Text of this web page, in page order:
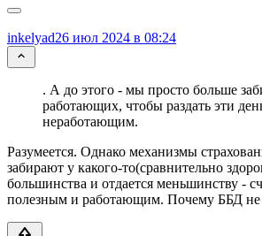
inkelyad26 июл 2024 в 08:24
. А до этого - мы просто больше
работающих, чтобы раздать эти
неработающим.
Разумеется. Однако механизмы
забирают у какого-то(сравнительно
большинства и отдается меньшинству -
полезным и работающим. Почему ББД не